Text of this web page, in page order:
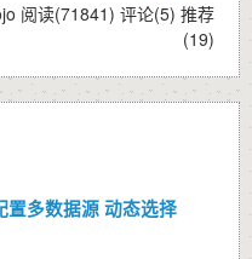
阅读(71841) 评论(5) 推荐
(19)
多数据源 动态选择